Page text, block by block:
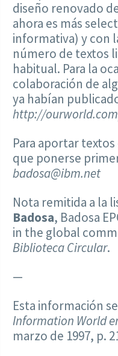
diseño renovado
ahora es más
informativa) y con
número de textos
habitual. Para la
colaboración de
ya habían
http://
Para aportar
que ponerse
badosa@ibm.net
Nota remitida a la
Badosa, Badosa
in the global
Biblioteca Circular.
—
Esta información
Information World
marzo de 1997, p.